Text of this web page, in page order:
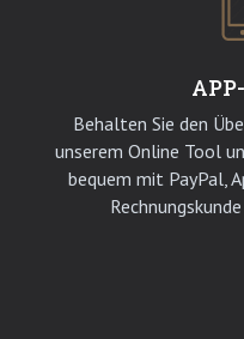
Behalten Sie den
unserem Online Tool
bequem mit PayPal,